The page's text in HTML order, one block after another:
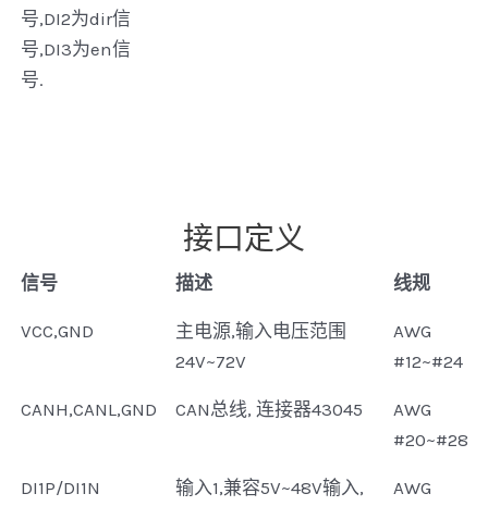
号,DI2为dir信
号,DI3为en信
号.
接口定义
信号 描述 线规
VCC,GND
主电源,输入电压范围
24V~72V
AWG
#12~#24
CANH,CANL,GND CAN总线, 连接器43045
AWG
#20~#28
DI1P/DI1N
输入1,兼容5V~48V输入,
AWG